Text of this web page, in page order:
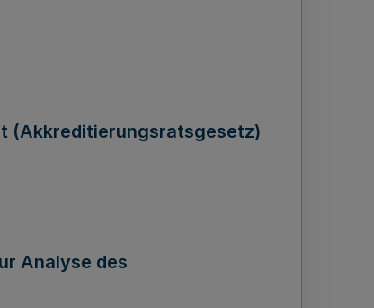
(Akkreditierungsratsgesetz)
Analyse des